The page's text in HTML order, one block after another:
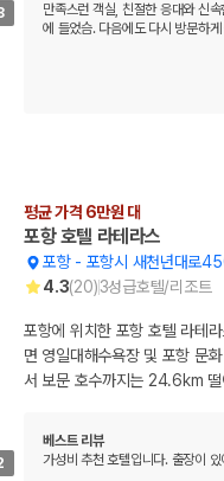
만족스런 객실, 친절한 응대와 신
에 들었슴. 다음에도 다시 방문하게
평균 가격 6만원 대
포항 호텔 라테라스
포항- 포항시 새천년대로
4.3(20)3성급호텔/리조트
포항에 위치한 포항 호텔 라테
면 영일대해수욕장 및 포항 문
서 보문 호수까지는 24.6km
베스트 리뷰
가성비 추천 호텔입니다. 출장이